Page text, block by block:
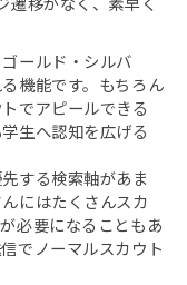
ールド・シルバ
機能です。もちろん
でアピールできる
生へ認知を広げる
する検索軸があま
にはたくさんスカ
必要になることもあ
でノーマルスカウト